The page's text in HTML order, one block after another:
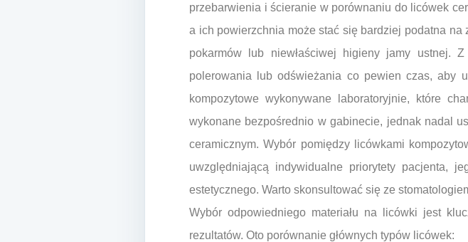
przebarwienia i ścieranie w porównaniu do licówek
a ich powierzchnia może stać się bardziej podatna
pokarmów lub niewłaściwej higieny jamy ustnej.
polerowania lub odświeżania co pewien czas, aby
kompozytowe wykonywane laboratoryjnie, które
wykonane bezpośrednio w gabinecie, jednak nadal
ceramicznym. Wybór pomiędzy licówkami
uwzględniającą indywidualne priorytety pacjenta,
estetycznego. Warto skonsultować się ze
Wybór odpowiedniego materiału na licówki jest
rezultatów. Oto porównanie głównych typów licówek: